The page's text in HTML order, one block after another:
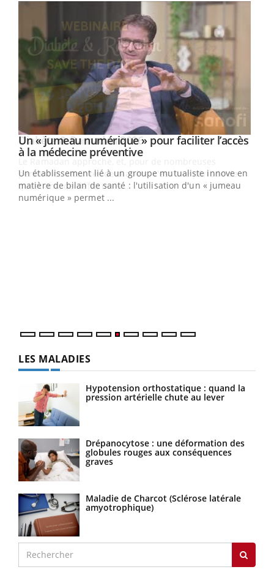
Youtube
Un « jumeau numérique » pour faciliter l’accès
à la médecine préventiveYoutube
Un établissement lié à un groupe mutualiste innove en
matière de bilan de santé : l'utilisation d'un « jumeau
numérique » permet ...
LES MALADIES
Hypotension orthostatique : quand la
pression artérielle chute au lever
Drépanocytose : une déformation des
globules rouges aux conséquences
graves
Maladie de Charcot (Sclérose latérale
amyotrophique)